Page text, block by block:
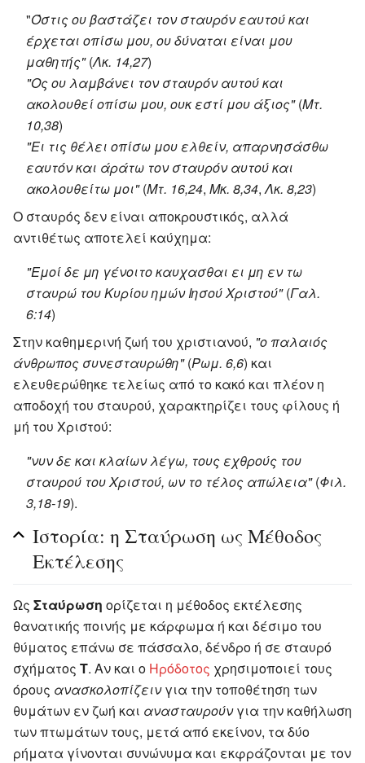
"Όστις ου βαστάζει τον σταυρόν εαυτού και
έρχεται οπίσω μου, ου δύναται είναι μου
μαθητής"(Λκ. 14,27)
"Ος ου λαμβάνει τον σταυρόν αυτού και
ακολουθεί οπίσω μου, ουκ εστί μου άξιος"(Μτ.
10,38)
"Ει τις θέλει οπίσω μου ελθείν, απαρνησάσθω
εαυτόν και άράτω τον σταυρόν αυτού και
ακολουθείτω μοι"(Μτ. 16,24, Μκ. 8,34, Λκ. 8,23)
Ο σταυρός δεν είναι αποκρουστικός, αλλά
αντιθέτως αποτελεί καύχημα:
"Εμοί δε μη γένοιτο καυχασθαι ει μη εν τω
σταυρώ του Κυρίου ημών Ιησού Χριστού"(Γαλ.
6:14)
Στην καθημερινή ζωή του χριστιανού, "ο παλαιός
άνθρωπος συνεσταυρώθη"(Ρωμ. 6,6) και
ελευθερώθηκε τελείως από το κακό και πλέον η
αποδοχή του σταυρού, χαρακτηρίζει τους φίλους ή
μή του Χριστού:
"νυν δε και κλαίων λέγω, τους εχθρούς του
σταυρού του Χριστού, ων το τέλος απώλεια"(Φιλ.
3,18-19).
Ιστορία: η Σταύρωση ως Μέθοδος
Εκτέλεσης
Ως Σταύρωση ορίζεται η μέθοδος εκτέλεσης
θανατικής ποινής με κάρφωμα ή και δέσιμο του
θύματος επάνω σε πάσσαλο, δένδρο ή σε σταυρό
σχήματος T. Αν και ο Ηρόδοτος χρησιμοποιεί τους
όρους ανασκολοπίζεινγια την τοποθέτηση των
θυμάτων εν ζωή και ανασταυρούνγια την καθήλωση
των πτωμάτων τους, μετά από εκείνον, τα δύο
ρήματα γίνονται συνώνυμα και εκφράζονται με τον